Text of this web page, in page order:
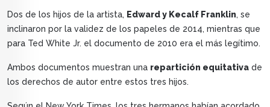
Dos de los hijos de la artista, Edward y Kecalf Franklin, se
inclinaron por la validez de los papeles de 2014, mientras que
para Ted White Jr. el documento de 2010 era el más legítimo.
Ambos documentos muestran una repartición equitativa de
los derechos de autor entre estos tres hijos.